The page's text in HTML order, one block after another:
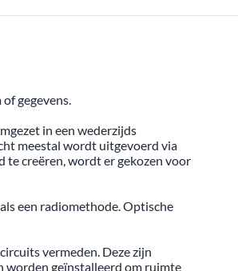
gegevens.
in een wederzijds
meestal wordt uitgevoerd via
te creëren, wordt er gekozen voor
een radiomethode. Optische
vermeden. Deze zijn
worden geïnstalleerd om ruimte